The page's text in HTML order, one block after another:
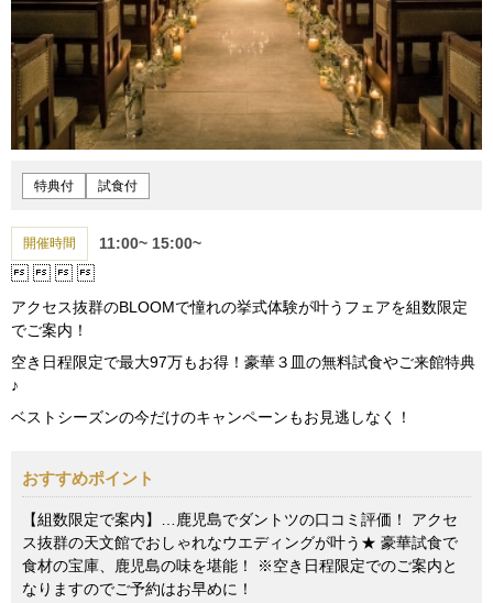
特典付 試食付
開催時間 11:00~ 15:00~
アクセス抜群のBLOOMで憧れの挙式体験が叶うフェアを組数限定
でご案内！
空き日程限定で最大97万もお得！豪華３皿の無料試食やご来館特典
♪
ベストシーズンの今だけのキャンペーンもお見逃しなく！
おすすめポイント
【組数限定で案内】…鹿児島でダントツの口コミ評価！ アクセ
ス抜群の天文館でおしゃれなウエディングが叶う★ 豪華試食で
食材の宝庫、鹿児島の味を堪能！ ※空き日程限定でのご案内と
なりますのでご予約はお早めに！